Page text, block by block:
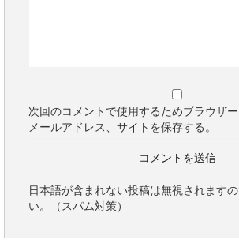
次回のコメントで使用するためブラウザー
メールアドレス、サイトを保存する。
日本語が含まれない投稿は無視されます
い。（スパム対策）